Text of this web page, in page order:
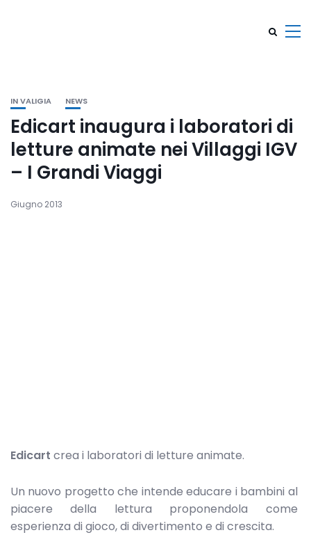
IN VALIGIA NEWS
Edicart inaugura i laboratori di
letture animate nei Villaggi IGV
– I Grandi Viaggi
Giugno 2013
Edicart crea i laboratori di letture animate.
Un nuovo progetto che intende educare i bambini al
piacere della lettura proponendola come
esperienza di gioco, di divertimento e di crescita.